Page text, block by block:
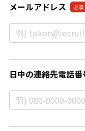
メールアドレス 必須
日中の連絡先電話番